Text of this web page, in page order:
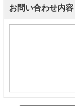
お問い合わせ内容